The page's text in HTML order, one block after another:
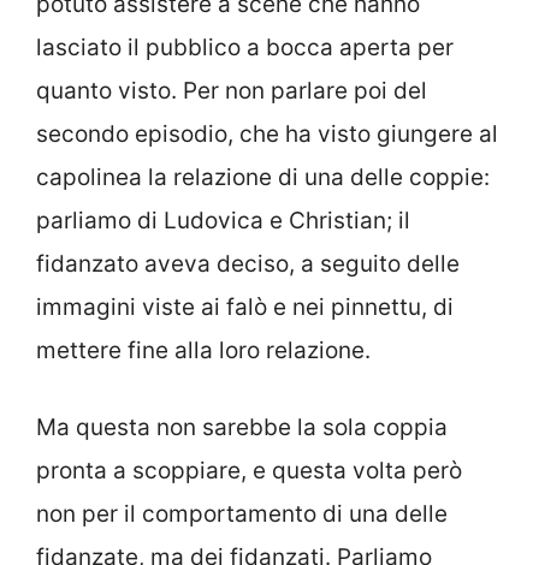
lasciato il pubblico a bocca aperta per
quanto visto. Per non parlare poi del
secondo episodio, che ha visto giungere al
capolinea la relazione di una delle coppie:
parliamo di Ludovica e Christian; il
fidanzato aveva deciso, a seguito delle
immagini viste ai falò e nei pinnettu, di
mettere fine alla loro relazione.
Ma questa non sarebbe la sola coppia
pronta a scoppiare, e questa volta però
non per il comportamento di una delle
fidanzate, ma dei fidanzati. Parliamo